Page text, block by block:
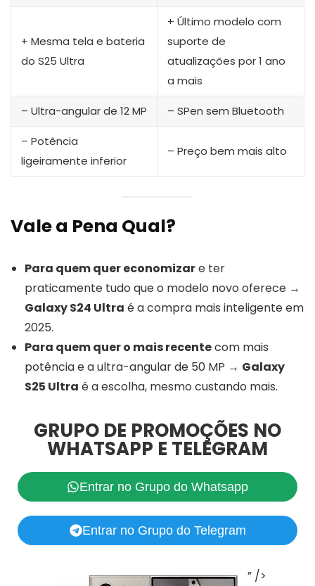
+ Mesma tela e bateria
do S25 Ultra
+ Último modelo com
suporte de
atualizações por 1 ano
a mais
– Ultra-angular de 12 MP – SPen sem Bluetooth
– Potência
ligeiramente inferior
– Preço bem mais alto
Vale a Pena Qual?
Para quem quer economizare ter
praticamente tudo que o modelo novo oferece →
Galaxy S24 Ultra é a compra mais inteligente em
2025.
Para quem quer o mais recentecom mais
potência e a ultra-angular de 50 MP → Galaxy
S25 Ultra é a escolha, mesmo custando mais.
GRUPO DE PROMOÇÕES NO
WHATSAPP E TELEGRAM
Entrar no Grupo do Whatsapp
Entrar no Grupo do Telegram
” />